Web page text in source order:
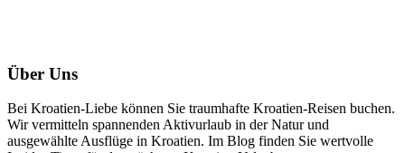
Über Uns
Bei Kroatien-Liebe können Sie traumhafte Kroatien-Reisen buchen.
Wir vermitteln spannenden Aktivurlaub in der Natur und
ausgewählte Ausflüge in Kroatien. Im Blog finden Sie wertvolle